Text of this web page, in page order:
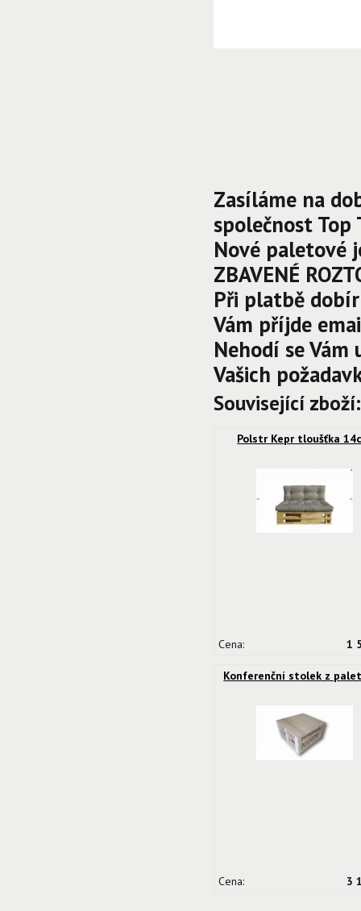
Zasíláme na
společnost Top
Nové paletové
ZBAVENÉ
Při platbě
Vám příjde
Nehodí se
Vašich
Související zboží:
Polstr Kepr tloušťka
1
Cena:
Konferenční stolek z
3
Cena: